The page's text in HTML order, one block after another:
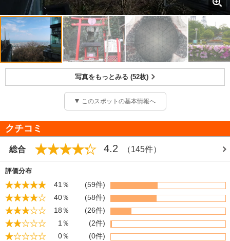
写真をもっとみる (52枚)
このスポットの基本情報へ
クチコミ
総合 4.2 （145件）
評価分布
41％
(59件)
40％
(58件)
18％
(26件)
1％
(2件)
0％
(0件)